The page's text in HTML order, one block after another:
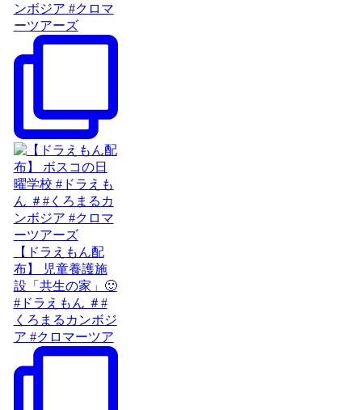
ンボジア #クロマ
ーツアーズ
【ドラえもん配
布】 児童養護施
設「共生の家」🙂
#ドラえもん ＃#
くろまるカンボジ
ア #クロマーツア